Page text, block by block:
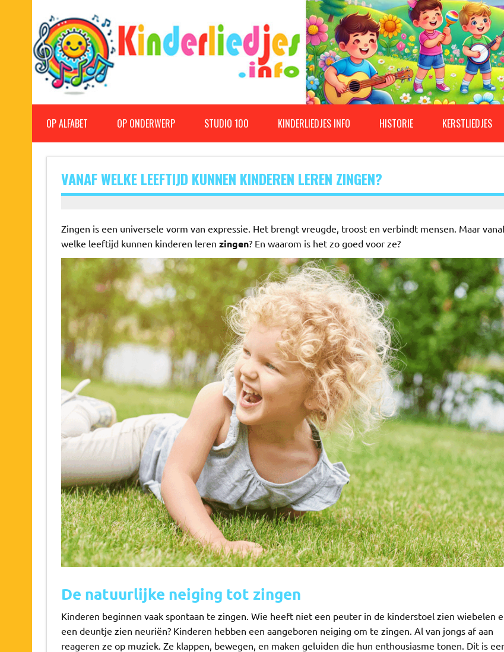
Kinderliedjes
OP ALFABET OP ONDERWERP STUDIO 100 KINDERLIEDJES INFO HISTORIE KERSTLIEDJES
VANAF WELKE LEEFTIJD KUNNEN KINDEREN LEREN ZINGEN?
Zingen is een universele vorm van expressie. Het brengt vreugde, troost en verbindt mensen. Maar
welke leeftijd kunnen kinderen leren zingen? En waarom is het zo goed voor ze?
De natuurlijke neiging tot zingen
Kinderen beginnen vaak spontaan te zingen. Wie heeft niet een peuter in de kinderstoel zien wiebelen
een deuntje zien neuriën? Kinderen hebben een aangeboren neiging om te zingen. Al van jongs af aan
reageren ze op muziek. Ze klappen, bewegen, en maken geluiden die hun enthousiasme tonen. Dit is